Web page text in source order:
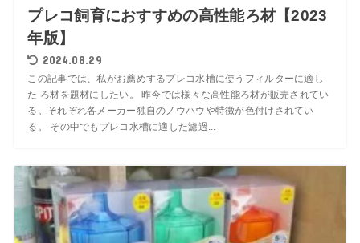
プレコ飼育におすすめの高性能ろ材【2023
年版】
2024.08.29
この記事では、私がお薦めするプレコ水槽に使うフィルターに適し
た ろ材を題材にしたい。 昨今では様々な高性能ろ材が販売されてい
る。それぞれ各メーカー独自のノウハウや特徴が色付けされてい
る。 その中でもプレコ水槽に適した濾過...